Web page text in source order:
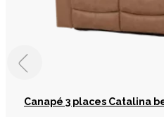
Canapé 3 places Catalina